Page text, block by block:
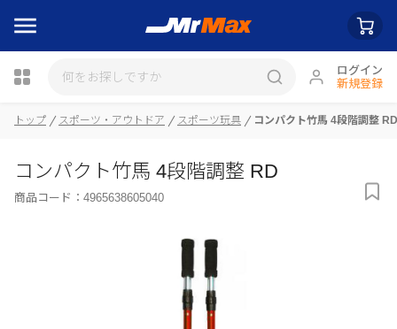
ログイン
新規登録
トップ スポーツ・アウトドア スポーツ玩具 コンパクト竹馬 4段階調整 RD
コンパクト竹馬 4段階調整 RD
商品コード： 4965638605040